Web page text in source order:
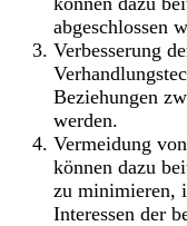
abgeschlossen
Verbesserung
Beziehungen
werden.
Vermeidung
können dazu
zu minimieren,
Interessen der